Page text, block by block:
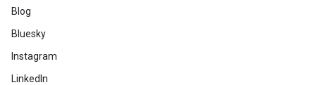
Blog
Bluesky
Instagram
LinkedIn